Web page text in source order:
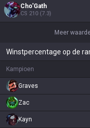
Cho'Gath
CS 210 (7.3)
Meer
Winstpercentage op de
Kampioen
Graves
Zac
Kayn